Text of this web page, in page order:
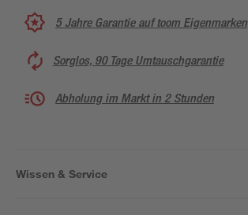
5 Jahre Garantie auf toom Eigenmarken
Sorglos, 90 Tage Umtauschgarantie
Abholung im Markt in 2 Stunden
Wissen & Service